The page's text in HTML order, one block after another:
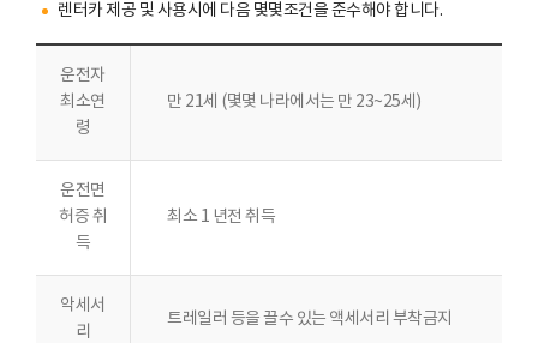
렌터카 제공 및 사용시에 다음 몇몇조건을 준수해야 합니다.
운전자
최소연
령
만 21세 (몇몇 나라에서는 만 23~25세)
운전면
허증 취
득
최소 1 년전 취득
악세서
리
트레일러 등을 끌수 있는 액세서리 부착금지